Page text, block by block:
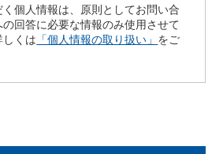
個人情報は、原則としてお問い合
回答に必要な情報のみ使用させて
しくは 「個人情報の取り扱い」 をご